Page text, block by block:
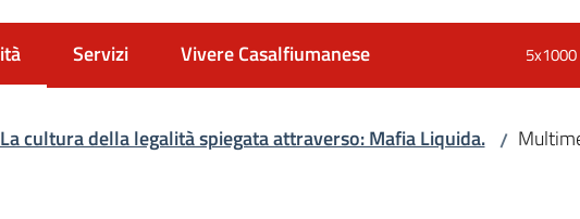
selezionato
Servizi Vivere Casalfiumanese 5x1000
La cultura della legalità spiegata attraverso: Mafia Liquida. /